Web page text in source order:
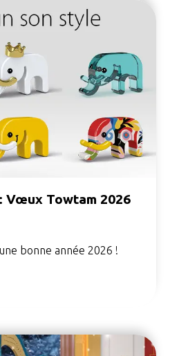
Vœux Towtam 2026
bonne année 2026 !